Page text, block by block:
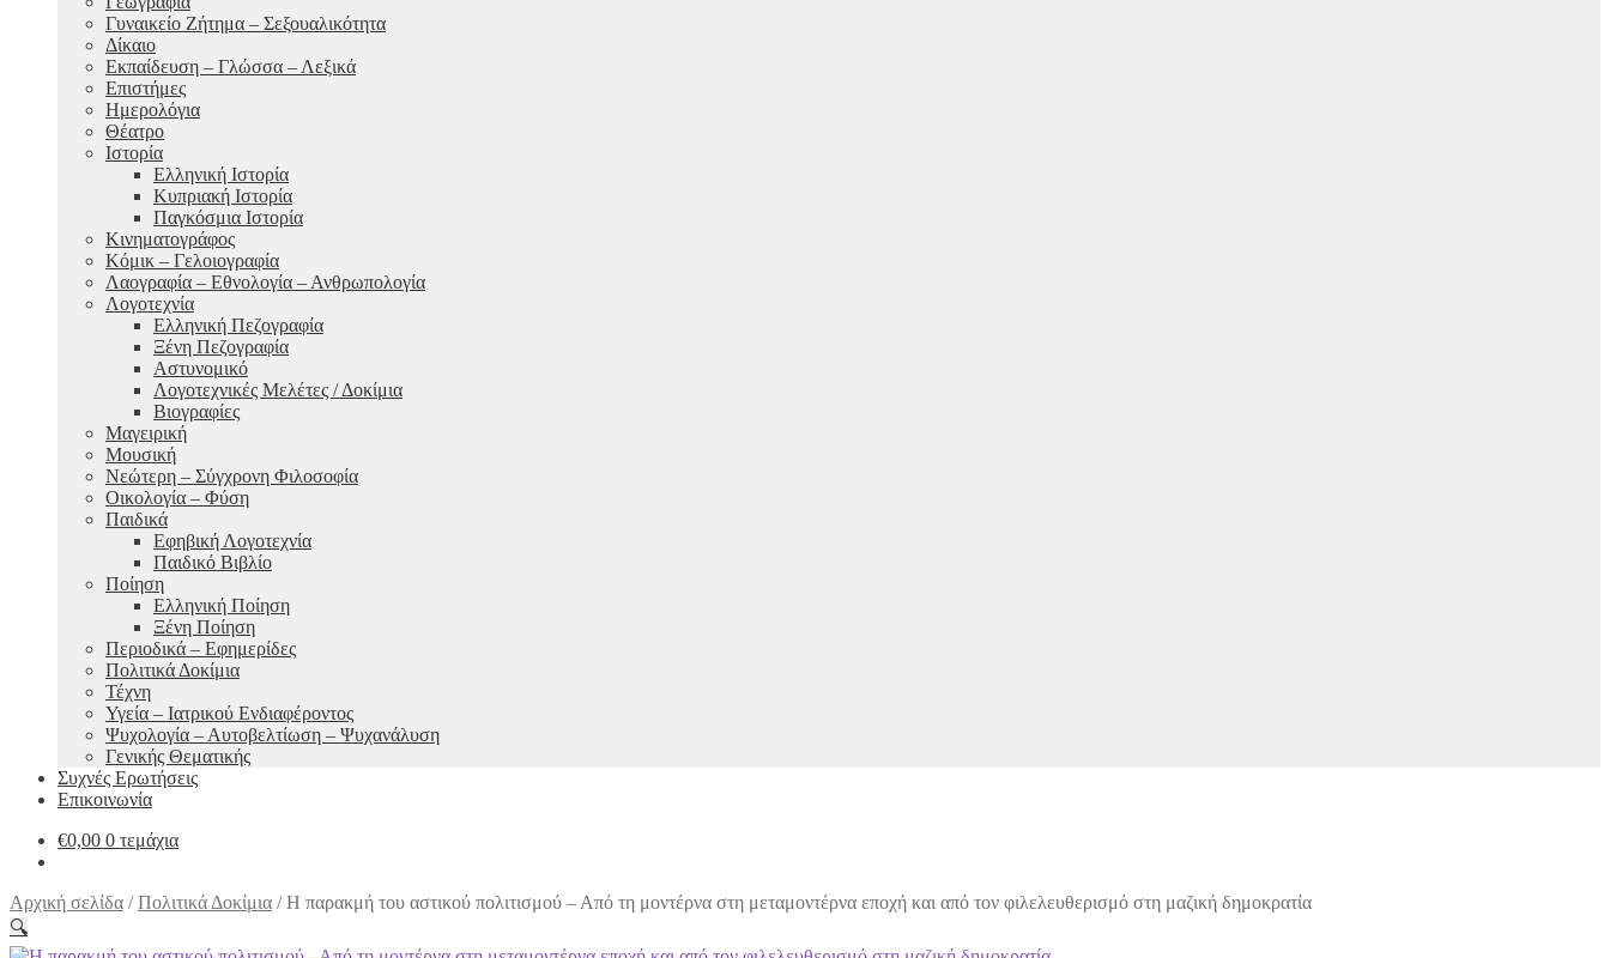
Γυναικείο Ζήτημα – Σεξουαλικότητα
Δίκαιο
Εκπαίδευση – Γλώσσα – Λεξικά
Επιστήμες
Ημερολόγια
Θέατρο
Ιστορία
Ελληνική Ιστορία
Κυπριακή Ιστορία
Παγκόσμια Ιστορία
Κινηματογράφος
Κόμικ – Γελοιογραφία
Λαογραφία – Εθνολογία – Ανθρωπολογία
Λογοτεχνία
Ελληνική Πεζογραφία
Ξένη Πεζογραφία
Αστυνομικό
Λογοτεχνικές Μελέτες / Δοκίμια
Βιογραφίες
Μαγειρική
Μουσική
Νεώτερη – Σύγχρονη Φιλοσοφία
Οικολογία – Φύση
Παιδικά
Εφηβική Λογοτεχνία
Παιδικό Βιβλίο
Ποίηση
Ελληνική Ποίηση
Ξένη Ποίηση
Περιοδικά – Εφημερίδες
Πολιτικά Δοκίμια
Τέχνη
Υγεία – Ιατρικού Ενδιαφέροντος
Ψυχολογία – Αυτοβελτίωση – Ψυχανάλυση
Γενικής Θεματικής
Συχνές Ερωτήσεις
Επικοινωνία
€0,00 0 τεμάχια
Αρχική σελίδα /Πολιτικά Δοκίμια /Η παρακμή του αστικού πολιτισμού – Από τη μοντέρνα στη μεταμοντέρνα εποχή και από τον φιλελευθερισμό στη μαζική δημοκρατία
🔍